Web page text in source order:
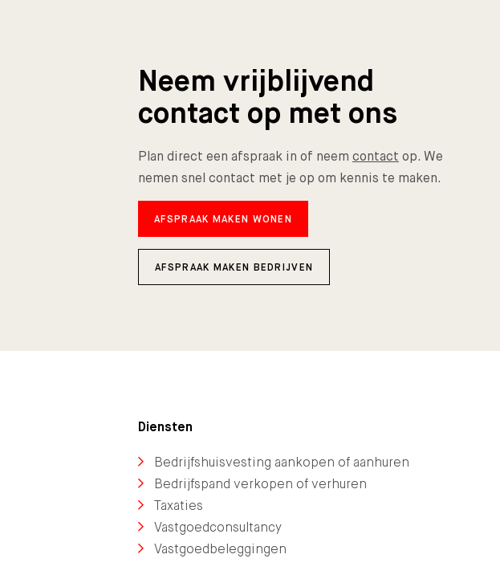
Neem vrijblijvend
contact op met ons
Plan direct een afspraak in of neem contact op. We
nemen snel contact met je op om kennis te maken.
AFSPRAAK MAKEN WONEN
AFSPRAAK MAKEN BEDRIJVEN
Diensten
Bedrijfshuisvesting aankopen of aanhuren
Bedrijfspand verkopen of verhuren
Taxaties
Vastgoedconsultancy
Vastgoedbeleggingen